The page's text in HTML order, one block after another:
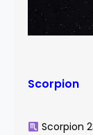
Scorpion
Scorpion